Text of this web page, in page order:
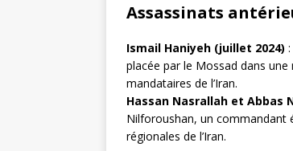
Assassinats
Ismail Haniyeh (juillet 2024)
placée par le Mossad dans
mandataires de l’Iran.
Hassan Nasrallah et Abbas
Nilforoushan, un commandant
régionales de l’Iran.